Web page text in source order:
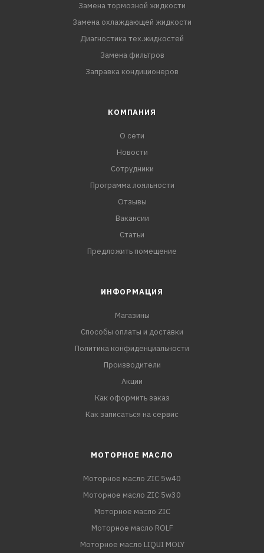
Замена тормозной жидкости
Замена охлаждающей жидкости
Диагностика тех.жидкостей
Замена фильтров
Заправка кондиционеров
КОМПАНИЯ
О сети
Новости
Сотрудники
Программа лояльности
Отзывы
Вакансии
Статьи
Предложить помещение
ИНФОРМАЦИЯ
Магазины
Способы оплаты и доставки
Политика конфиденциальности
Производители
Акции
Как оформить заказ
Как записаться на сервис
МОТОРНОЕ МАСЛО
Моторное масло ZIC 5w40
Моторное масло ZIC 5w30
Моторное масло ZIC
Моторное масло ROLF
Моторное масло LIQUI MOLY